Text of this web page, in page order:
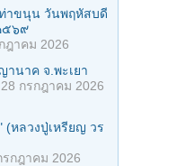
าขนุน วันพฤหัสบดี
๕๖๙
ฎาคม 2026
านาค จ.พะเยา
28 กรกฎาคม 2026
(หลวงปู่เหรียญ วร
รกฎาคม 2026